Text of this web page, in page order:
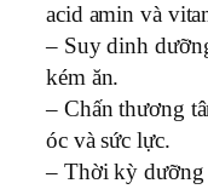
acid amin và
– Suy dinh
kém ăn.
– Chấn thương
óc và sức lực.
– Thời kỳ dưỡng